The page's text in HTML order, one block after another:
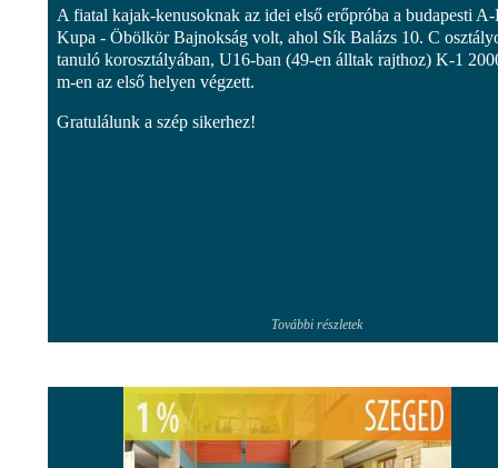
A fiatal kajak-kenusoknak az idei első erőpróba a budapesti
Kupa - Öbölkör Bajnokság volt, ahol Sík Balázs 10. C
tanuló korosztályában, U16-ban (49-en álltak rajthoz) K-1
m-en az első helyen végzett.
Gratulálunk a szép sikerhez!
További részletek